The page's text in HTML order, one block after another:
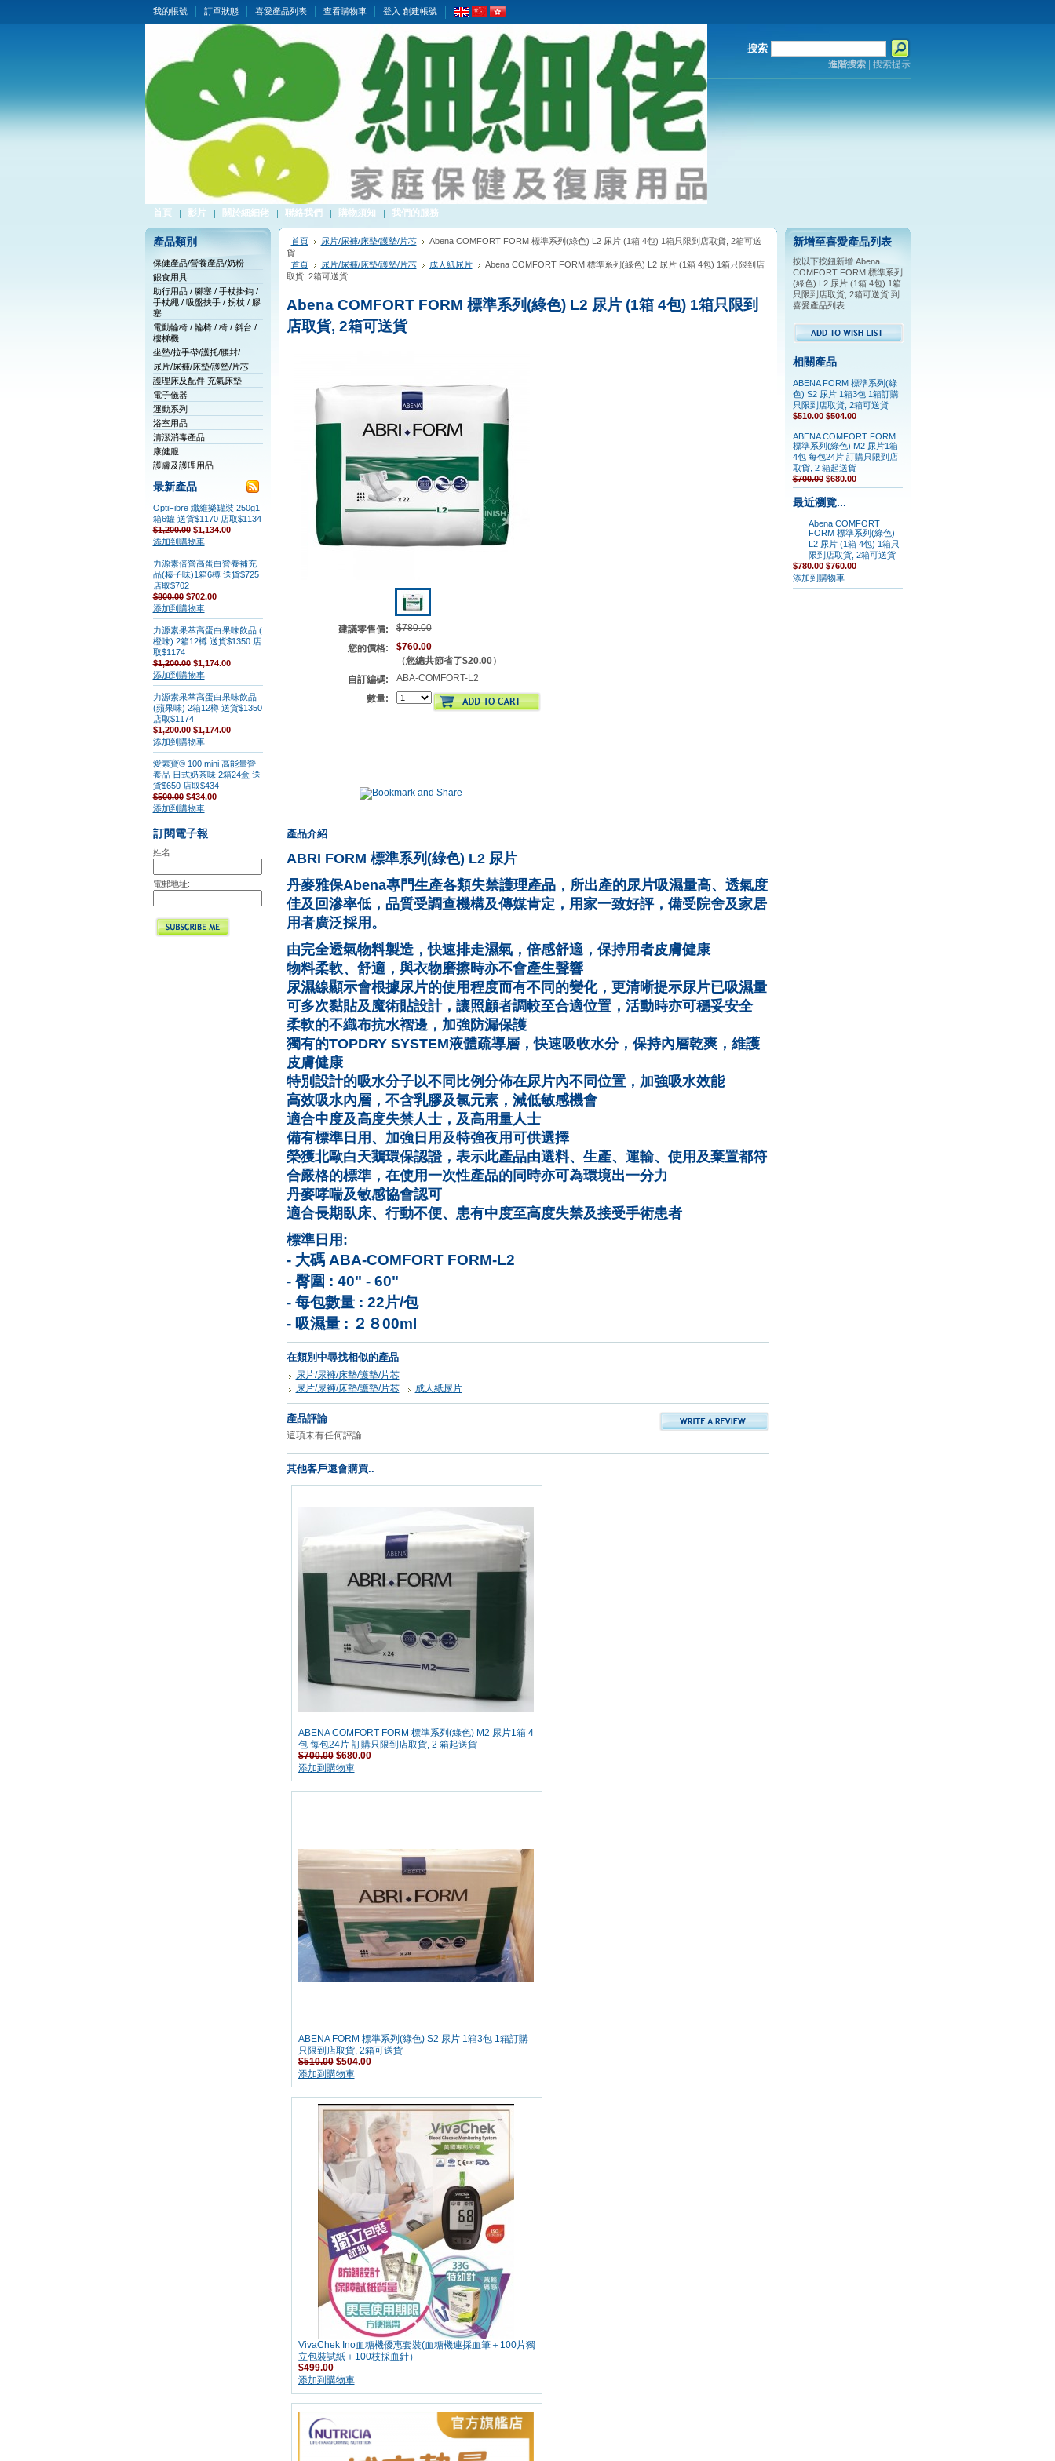
我的帳號 訂單狀態 喜愛產品列表 查看購物車 登入 創建帳號
搜索
進階搜索| 搜索提示
首頁 影片 關於細細佬 聯絡我們 購物須知 我們的服務
產品類別
保健產品/營養產品/奶粉
餵食用具
助行用品 / 腳塞 / 手杖掛鈎 /
手杖繩 / 吸盤扶手 / 拐杖 / 膠
塞
電動輪椅 / 輪椅 / 椅 / 斜台 /
樓梯機
坐墊/拉手帶/護托/腰封/
尿片/尿褲/床墊/護墊/片芯
護理床及配件 充氣床墊
電子儀器
運動系列
浴室用品
清潔消毒產品
康健服
護膚及護理用品
最新產品
OptiFibre 纖維樂罐裝 250g1
箱6罐 送貨$1170 店取$1134
$1,200.00$1,134.00
添加到購物車
力源素倍營高蛋白營養補充
品(榛子味)1箱6樽 送貨$725
店取$702
$800.00$702.00
添加到購物車
力源素果萃高蛋白果味飲品 (
橙味) 2箱12樽 送貨$1350 店
取$1174
$1,200.00$1,174.00
添加到購物車
力源素果萃高蛋白果味飲品
(蘋果味) 2箱12樽 送貨$1350
店取$1174
$1,200.00$1,174.00
添加到購物車
愛素寶® 100 mini 高能量營
養品 日式奶茶味 2箱24盒 送
貨$650 店取$434
$500.00$434.00
添加到購物車
訂閱電子報
姓名:
電郵地址:
首頁 尿片/尿褲/床墊/護墊/片芯
Abena COMFORT FORM 標準系列(綠色) L2 尿片 (1箱 4包) 1箱只限到店取貨, 2箱可送
貨
首頁
尿片/尿褲/床墊/護墊/片芯 成人紙尿片
Abena COMFORT FORM 標準系列(綠色) L2 尿片 (1箱 4包) 1箱只限到店
取貨, 2箱可送貨
Abena COMFORT FORM 標準系列(綠色) L2 尿片 (1箱 4包) 1箱只限到
店取貨, 2箱可送貨
建議零售價:
$780.00
您的價格:
$760.00
（您總共節省了$20.00）
自訂編碼:
ABA-COMFORT-L2
數量:
產品介紹
ABRI FORM 標準系列(綠色) L2 尿片
丹麥雅保Abena專門生產各類失禁護理產品，所出產的尿片吸濕量高、透氣度
佳及回滲率低，品質受調查機構及傳媒肯定，用家一致好評，備受院舍及家居
用者廣泛採用。
由完全透氣物料製造，快速排走濕氣，倍感舒適，保持用者皮膚健康
物料柔軟、舒適，與衣物磨擦時亦不會產生聲響
尿濕線顯示會根據尿片的使用程度而有不同的變化，更清晰提示尿片已吸濕量
可多次黏貼及魔術貼設計，讓照顧者調較至合適位置，活動時亦可穩妥安全
柔軟的不織布抗水褶邊，加強防漏保護
獨有的TOPDRY SYSTEM液體疏導層，快速吸收水分，保持內層乾爽，維護
皮膚健康
特別設計的吸水分子以不同比例分佈在尿片內不同位置，加強吸水效能
高效吸水內層，不含乳膠及氯元素，減低敏感機會
適合中度及高度失禁人士，及高用量人士
備有標準日用、加強日用及特強夜用可供選擇
榮獲北歐白天鵝環保認證，表示此產品由選料、生產、運輸、使用及棄置都符
合嚴格的標準，在使用一次性產品的同時亦可為環境出一分力
丹麥哮喘及敏感協會認可
適合長期臥床、行動不便、患有中度至高度失禁及接受手術患者
標準日用 :
- 大碼ABA-COMFORT FORM-L2
- 臀圍 : 40" - 60"
- 每包數量 : 22片/包
- 吸濕量 : ２８00ml
在類別中尋找相似的產品
尿片/尿褲/床墊/護墊/片芯
尿片/尿褲/床墊/護墊/片芯
成人紙尿片
產品評論
這項未有任何評論
其他客戶還會購買..
ABENA COMFORT FORM 標準系列(綠色) M2 尿片1箱 4
包 每包24片 訂購只限到店取貨, 2 箱起送貨
$700.00 $680.00
添加到購物車
ABENA FORM 標準系列(綠色) S2 尿片 1箱3包 1箱訂購
只限到店取貨, 2箱可送貨
$510.00 $504.00
添加到購物車
VivaChek Ino血糖機優惠套裝(血糖機連採血筆＋100片獨
立包裝試紙＋100枝採血針）
$499.00
添加到購物車
新增至喜愛產品列表
按以下按鈕新增 Abena
COMFORT FORM 標準系列
(綠色) L2 尿片 (1箱 4包) 1箱
只限到店取貨, 2箱可送貨 到
喜愛產品列表
相關產品
ABENA FORM 標準系列(綠
色) S2 尿片 1箱3包 1箱訂購
只限到店取貨, 2箱可送貨
$510.00 $504.00
ABENA COMFORT FORM
標準系列(綠色) M2 尿片1箱
4包 每包24片 訂購只限到店
取貨, 2 箱起送貨
$700.00 $680.00
最近瀏覽...
Abena COMFORT
FORM 標準系列(綠色)
L2 尿片 (1箱 4包) 1箱只
限到店取貨, 2箱可送貨
$780.00 $760.00
添加到購物車